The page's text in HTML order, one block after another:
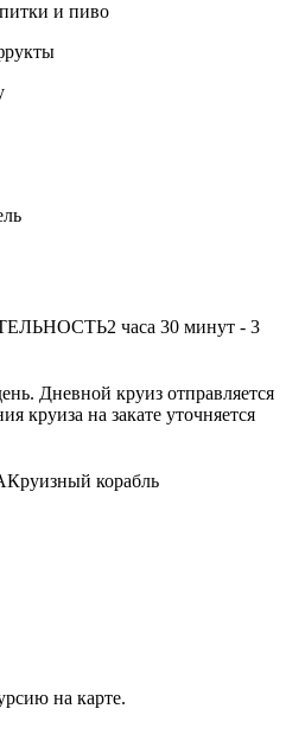
и пиво
2 часа 30 минут - 3
Дневной круиз отправляется
круиза на закате уточняется
Круизный корабль
на карте.